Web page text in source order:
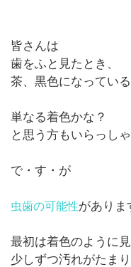
皆さんは
歯をふと見たとき、
茶、黒色になってい
単なる着色かな？
と思う方もいらっし
で・す・が
虫歯の可能性がありま
最初は着色のように見
少しずつ汚れがたまり